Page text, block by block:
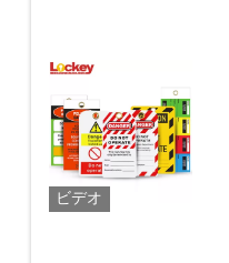
ビデオ